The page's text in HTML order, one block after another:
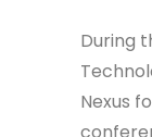
During
Nexus